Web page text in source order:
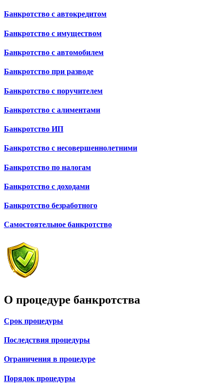
Банкротство с автокредитом
Банкротство с имуществом
Банкротство с автомобилем
Банкротство при разводе
Банкротство с поручителем
Банкротство с алиментами
Банкротство ИП
Банкротство с несовершеннолетними
Банкротство по налогам
Банкротство с доходами
Банкротство безработного
Самостоятельное банкротство
О процедуре банкротства
Срок процедуры
Последствия процедуры
Ограничения в процедуре
Порядок процедуры